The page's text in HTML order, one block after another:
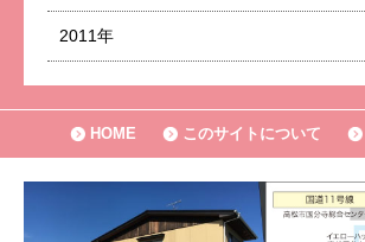
2011年
HOME このサイトについて